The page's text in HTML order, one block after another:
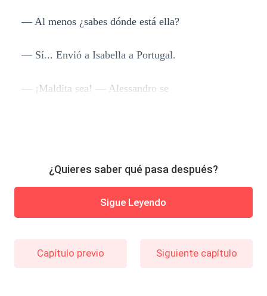
— Al menos ¿sabes dónde está ella?
— Sí... Envió a Isabella a Portugal.
— ¡Maldita sea! — Alessandro se
¿Quieres saber qué pasa después?
Sigue Leyendo
Capítulo previo Siguiente capítulo